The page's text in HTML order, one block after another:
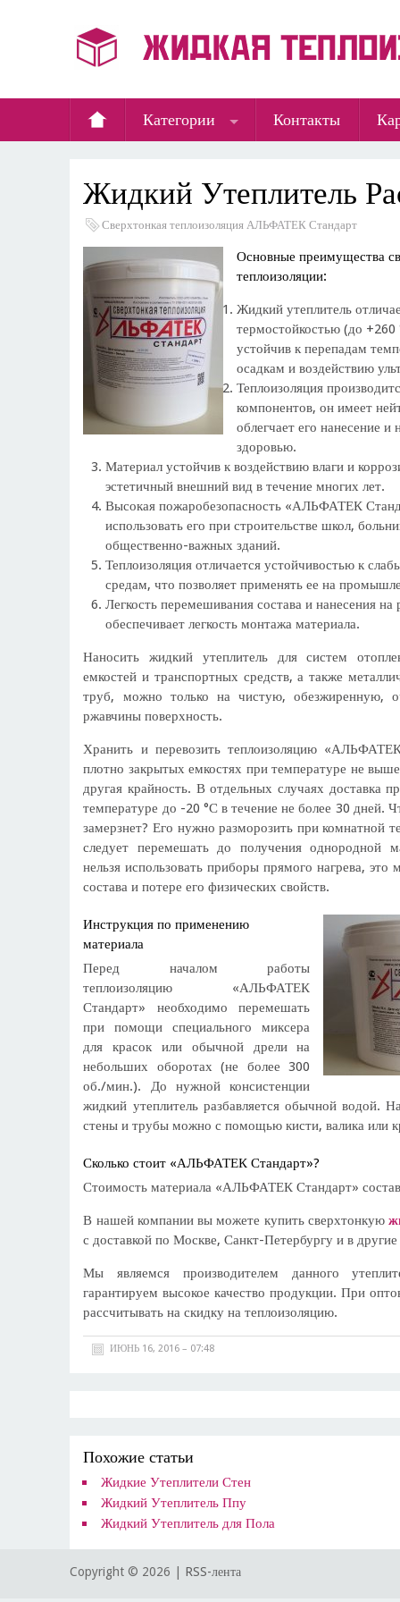
Категории Контакты
Жидкий Утеплитель
Сверхтонкая теплоизоляция АЛЬФАТЕК Стандарт
Основные преимущества
теплоизоляции:
Жидкий утеплитель
термостойкостью (до
устойчив к перепадам
осадкам и воздействию
Теплоизоляция
компонентов, он имеет
облегчает его нанесение и
здоровью.
Материал устойчив к воздействию влаги и
эстетичный внешний вид в течение многих лет.
Высокая пожаробезопасность «АЛЬФАТЕК
использовать его при строительстве школ,
общественно-важных зданий.
Теплоизоляция отличается устойчивостью к
средам, что позволяет применять ее на
Легкость перемешивания состава и нанесения
обеспечивает легкость монтажа материала.
Наносить жидкий утеплитель для систем
емкостей и транспортных средств, а также
труб, можно только на чистую, обезжиренную,
ржавчины поверхность.
Хранить и перевозить теплоизоляцию
плотно закрытых емкостях при температуре не
другая крайность. В отдельных случаях доставка
температуре до -20 °С в течение не более 30 дней.
замерзнет? Его нужно разморозить при комнатной
следует перемешать до получения однородной
нельзя использовать приборы прямого нагрева, это
состава и потере его физических свойств.
Инструкция по применению
материала
Перед началом работы
теплоизоляцию «АЛЬФАТЕК
Стандарт» необходимо перемешать
при помощи специального миксера
для красок или обычной дрели на
небольших оборотах (не более 300
об./мин.). До нужной консистенции
жидкий утеплитель разбавляется обычной водой.
стены и трубы можно с помощью кисти, валика или
Сколько стоит «АЛЬФАТЕК Стандарт»?
Стоимость материала «АЛЬФАТЕК Стандарт»
В нашей компании вы можете купить сверхтонкую
с доставкой по Москве, Санкт-Петербургу и в
Мы являемся производителем данного
гарантируем высокое качество продукции. При
рассчитывать на скидку на теплоизоляцию.
ИЮНЬ 16, 2016 – 07:48
Похожие статьи
Жидкие Утеплители Стен
Жидкий Утеплитель Ппу
Жидкий Утеплитель для Пола
Copyright © 2026 | RSS-лента